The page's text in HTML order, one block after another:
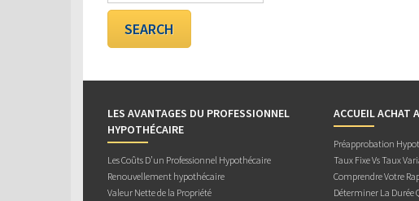
LES AVANTAGES DU PROFESSIONNEL
HYPOTHÉCAIRE
Les Coûts D’un Professionnel Hypothécaire
Renouvellement hypothécaire
Valeur Nette de la Propriété
ACCUEIL ACHAT
Préapprobation
Taux Fixe Vs Taux
Comprendre Votre
Déterminer La Durée